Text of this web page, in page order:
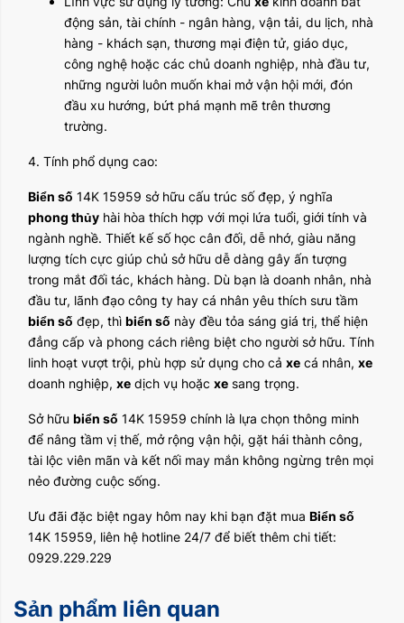
động sản, tài chính - ngân hàng, vận tải, du lịch, nhà
hàng - khách sạn, thương mại điện tử, giáo dục,
công nghệ hoặc các chủ doanh nghiệp, nhà đầu tư,
những người luôn muốn khai mở vận hội mới, đón
đầu xu hướng, bứt phá mạnh mẽ trên thương
trường.
4. Tính phổ dụng cao:
Biển số 14K 15959 sở hữu cấu trúc số đẹp, ý nghĩa
phong thủy hài hòa thích hợp với mọi lứa tuổi, giới tính và
ngành nghề. Thiết kế số học cân đối, dễ nhớ, giàu năng
lượng tích cực giúp chủ sở hữu dễ dàng gây ấn tượng
trong mắt đối tác, khách hàng. Dù bạn là doanh nhân, nhà
đầu tư, lãnh đạo công ty hay cá nhân yêu thích sưu tầm
biển số đẹp, thì biển số này đều tỏa sáng giá trị, thể hiện
đẳng cấp và phong cách riêng biệt cho người sở hữu. Tính
linh hoạt vượt trội, phù hợp sử dụng cho cả xe cá nhân, xe
doanh nghiệp, xe dịch vụ hoặc xe sang trọng.
Sở hữu biển số 14K 15959 chính là lựa chọn thông minh
để nâng tầm vị thế, mở rộng vận hội, gặt hái thành công,
tài lộc viên mãn và kết nối may mắn không ngừng trên mọi
nẻo đường cuộc sống.
Ưu đãi đặc biệt ngay hôm nay khi bạn đặt mua Biển số
14K 15959, liên hệ hotline 24/7 để biết thêm chi tiết:
0929.229.229
Sản phẩm liên quan